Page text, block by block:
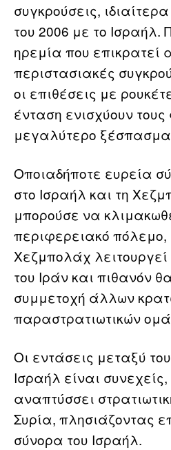
συγκρούσεις,
του 2006 με το Ισραήλ.
ηρεμία που επικρατεί
περιστασιακές
οι επιθέσεις με
ένταση ενισχύουν
μεγαλύτερο
Οποιαδήποτε ευρεία
στο Ισραήλ και τη
μπορούσε να
περιφερειακό πόλεμο,
Χεζμπολάχ
του Ιράν και πιθανόν
συμμετοχή άλλων
παραστρατιωτικών
Οι εντάσεις μεταξύ
Ισραήλ είναι
αναπτύσσει
Συρία, πλησιάζοντας
σύνορα του Ισραήλ.